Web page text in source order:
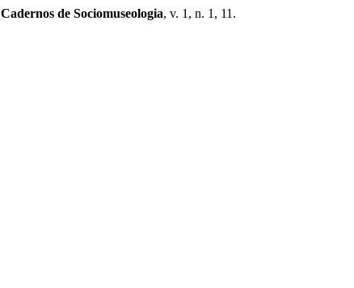
Cadernos de Sociomuseologia, v. 1, n. 1, 11.